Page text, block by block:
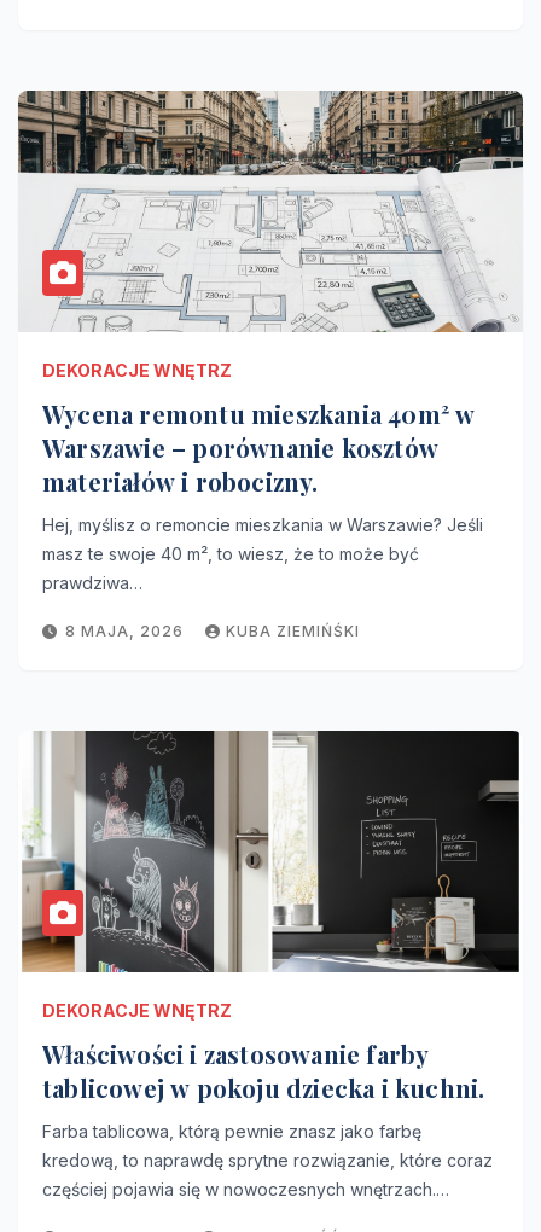
DEKORACJE WNĘTRZ
Wycena remontu mieszkania 40m² w
Warszawie – porównanie kosztów
materiałów i robocizny.
Hej, myślisz o remoncie mieszkania w Warszawie? Jeśli
masz te swoje 40 m², to wiesz, że to może być
prawdziwa…
8 MAJA, 2026 KUBA ZIEMIŃŚKI
DEKORACJE WNĘTRZ
Właściwości i zastosowanie farby
tablicowej w pokoju dziecka i kuchni.
Farba tablicowa, którą pewnie znasz jako farbę
kredową, to naprawdę sprytne rozwiązanie, które coraz
częściej pojawia się w nowoczesnych wnętrzach.…